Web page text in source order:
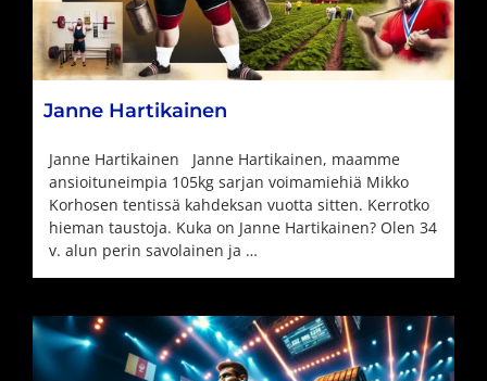
Janne Hartikainen
Janne Hartikainen Janne Hartikainen, maamme
ansioituneimpia 105kg sarjan voimamiehiä Mikko
Korhosen tentissä kahdeksan vuotta sitten. Kerrotko
hieman taustoja. Kuka on Janne Hartikainen? Olen 34
v. alun perin savolainen ja …